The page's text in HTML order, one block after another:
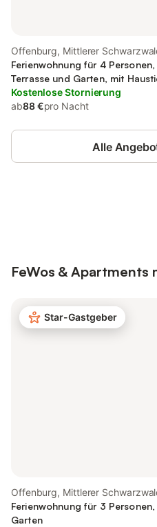
Offenburg, Mittlerer
Ferienwohnung für 4
Terrasse und Garten, mit
Kostenlose Stornierung
ab88 €pro Nacht
Alle
FeWos & Apartments
Star-Gastgeber
Offenburg, Mittlerer
Ferienwohnung für 3
Garten